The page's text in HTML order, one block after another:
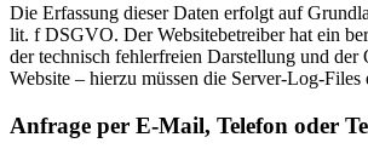
Die Erfassung dieser Daten erfolgt auf
lit. f DSGVO. Der Websitebetreiber hat ein
der technisch fehlerfreien Darstellung und der
Website – hierzu müssen die Server-Log-Files
Anfrage per E-Mail, Telefon oder